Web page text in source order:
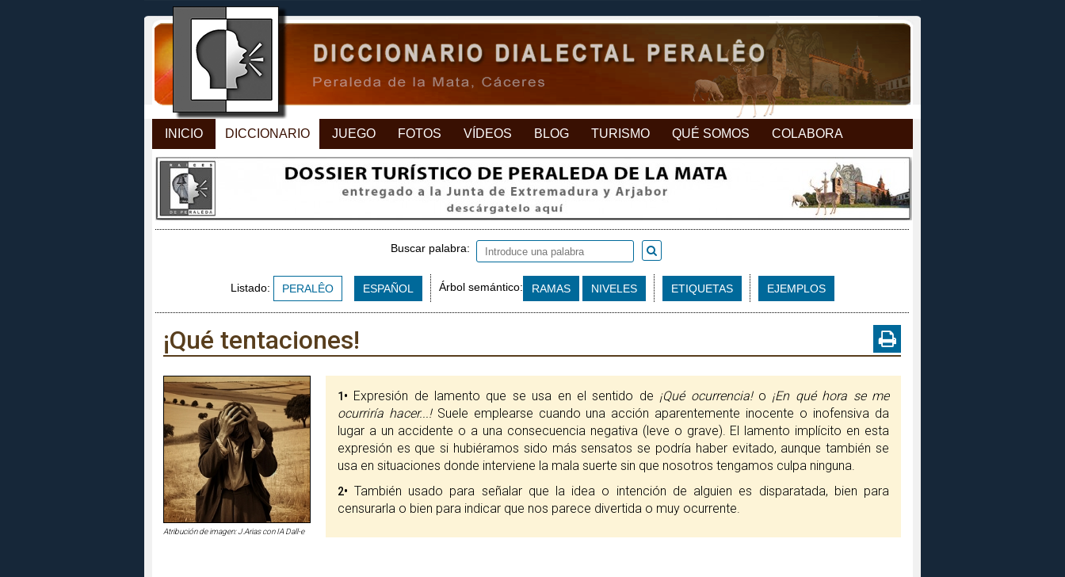
INICIO DICCIONARIO JUEGO FOTOS VÍDEOS BLOG TURISMO QUÉ SOMOS COLABORA
Buscar palabra:
Listado: PERALÊO ESPAÑOL Árbol semántico: RAMAS NIVELES ETIQUETAS EJEMPLOS
¡Qué tentaciones!
Atribución de imagen: J.Arias con IA Dall-e
1 • Expresión de lamento que se usa en el sentido de ¡Qué ocurrencia!o ¡En qué hora se me
ocurriría hacer...!Suele emplearse cuando una acción aparentemente inocente o inofensiva da
lugar a un accidente o a una consecuencia negativa (leve o grave). El lamento implícito en esta
expresión es que si hubiéramos sido más sensatos se podría haber evitado, aunque también se
usa en situaciones donde interviene la mala suerte sin que nosotros tengamos culpa ninguna.
2• También usado para señalar que la idea o intención de alguien es disparatada, bien para
censurarla o bien para indicar que nos parece divertida o muy ocurrente.